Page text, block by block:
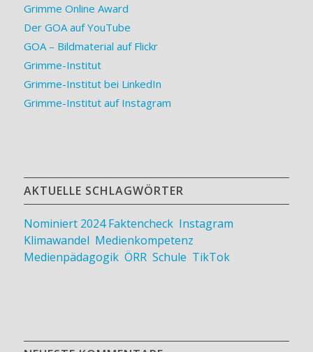
Grimme Online Award
Der GOA auf YouTube
GOA – Bildmaterial auf Flickr
Grimme-Institut
Grimme-Institut bei LinkedIn
Grimme-Institut auf Instagram
AKTUELLE SCHLAGWÖRTER
Nominiert 2024 Faktencheck, Instagram
Klimawandel Medienkompetenz
Medienpädagogik, ÖRR, Schule TikTok